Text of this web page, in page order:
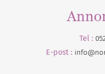
Tel :
E-post :